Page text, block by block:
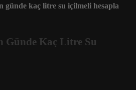
günde kaç litre su içilmeli hesapla
Günde Kaç Litre Su